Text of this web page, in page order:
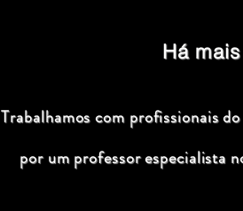
Há
Trabalhamos com profissionais
por um professor especialista